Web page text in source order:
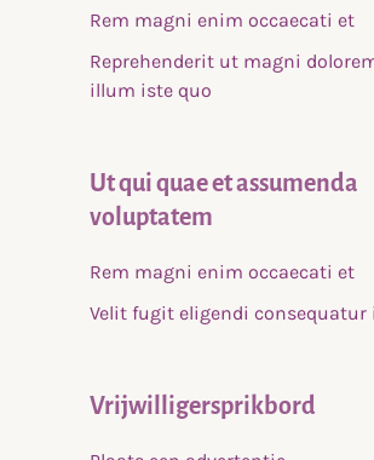
Rem magni enim occaecati et
Reprehenderit ut magni
illum iste quo
Ut qui quae et assumenda
voluptatem
Rem magni enim occaecati et
Velit fugit eligendi consequatur
Vrijwilligersprikbord